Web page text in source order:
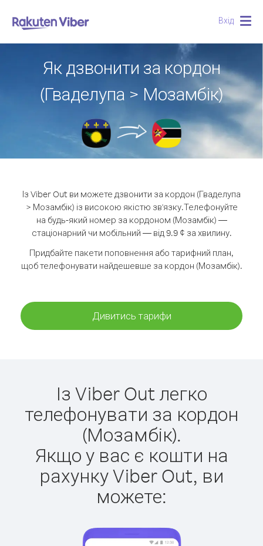
Вхід
Як дзвонити за кордон
(Гваделупа > Мозамбік)
Із Viber Out ви можете дзвонити за кордон (Гваделупа
> Мозамбік) із високою якістю зв'язку.Телефонуйте
на будь-який номер за кордоном (Мозамбік) —
стаціонарний чи мобільний — від 9.9 ¢ за хвилину.
Придбайте пакети поповнення або тарифний план,
щоб телефонувати найдешевше за кордон (Мозамбік).
Дивитись тарифи
Із Viber Out легко
телефонувати за кордон
(Мозамбік).
Якщо у вас є кошти на
рахунку Viber Out, ви
можете: